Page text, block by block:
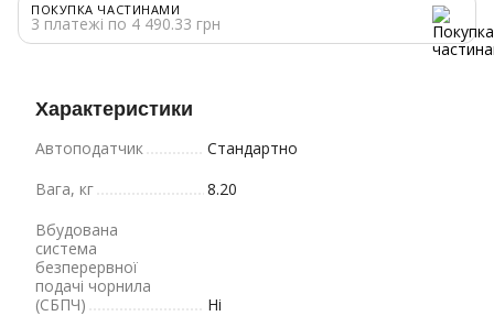
ПОКУПКА ЧАСТИНАМИ
3 платежі по 4 490.33 грн
Характеристики
Автоподатчик
Стандартно
Вага, кг
8.20
Вбудована
система
безперервної
подачі чорнила
(СБПЧ)
Ні